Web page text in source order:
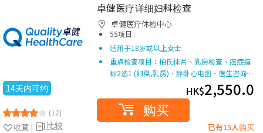
14天内可约
(12)
比较
收藏
卓健医疗详细妇科检查
卓健医疗体检中心
55项目 |
适用于18岁或以上女士
重点检查项目：柏氏抹片、乳房检查、癌症指
标2选1 (卵巢,乳房)、静卧心电图、医生咨询…
HK$2,550.0
购买
已有15人购买